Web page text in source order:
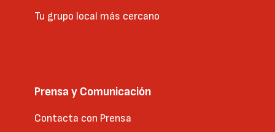
Tu grupo local más cercano
Prensa y Comunicación
Contacta con Prensa